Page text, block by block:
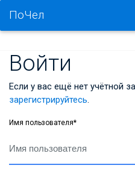
ПоЧел
Войти
Если у вас ещё нет учётной
зарегистрируйтесь.
Имя пользователя*